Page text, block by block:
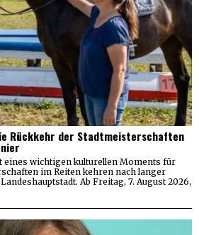
Rückkehr der Stadtmeisterschaften
eines wichtigen kulturellen Moments für
im Reiten kehren nach langer
Ab Freitag, 7. August 2026,